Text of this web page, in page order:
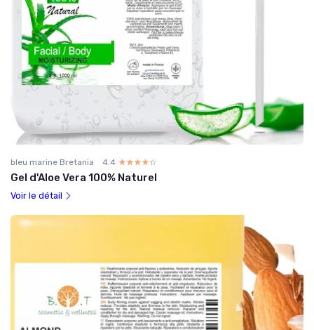
bleu marine Bretania 4.4 ☆☆☆☆☆
★★★★★
Gel d'Aloe Vera 100% Naturel
Voir le détail